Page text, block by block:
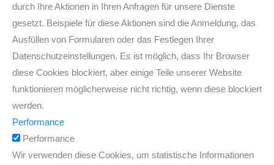
durch Ihre Aktionen in Ihren Anfragen für unsere Dienste
gesetzt. Beispiele für diese Aktionen sind die Anmeldung, das
Ausfüllen von Formularen oder das Festlegen Ihrer
Datenschutzeinstellungen. Es ist möglich, dass Ihr Browser
diese Cookies blockiert, aber einige Teile unserer Website
funktionieren möglicherweise nicht richtig, wenn diese blockiert
werden.
Performance
Performance
Wir verwenden diese Cookies, um statistische Informationen